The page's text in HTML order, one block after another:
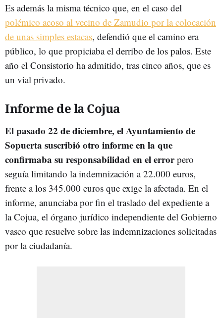
Es además la misma técnico que, en el caso del
polémico acoso al vecino de Zamudio por la colocación
de unas simples estacas, defendió que el camino era
público, lo que propiciaba el derribo de los palos. Este
año el Consistorio ha admitido, tras cinco años, que es
un vial privado.
Informe de la Cojua
El pasado 22 de diciembre, el Ayuntamiento de
Sopuerta suscribió otro informe en la que
confirmaba su responsabilidad en el errorpero
seguía limitando la indemnización a 22.000 euros,
frente a los 345.000 euros que exige la afectada. En el
informe, anunciaba por fin el traslado del expediente a
la Cojua, el órgano jurídico independiente del Gobierno
vasco que resuelve sobre las indemnizaciones solicitadas
por la ciudadanía.